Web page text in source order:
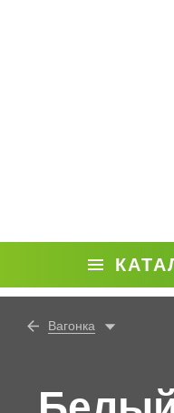
Вагонка